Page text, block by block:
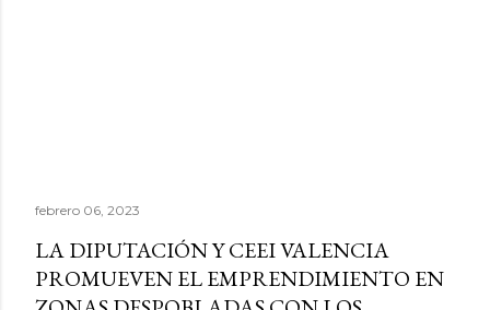
febrero 06, 2023
LA DIPUTACIÓN Y CEEI VALENCIA
PROMUEVEN EL EMPRENDIMIENTO EN